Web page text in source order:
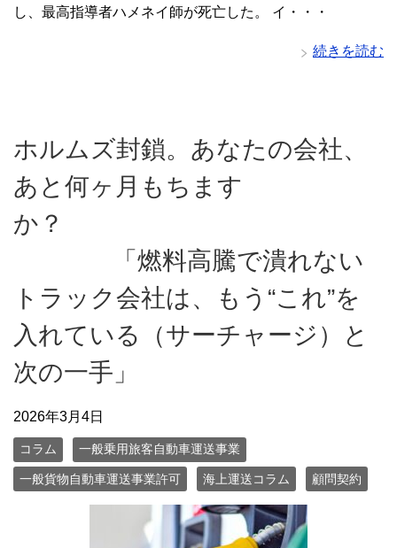
し、最高指導者ハメネイ師が死亡した。 イ・・・
続きを読む
ホルムズ封鎖。あなたの会社、
あと何ヶ月もちます
か？
「燃料高騰で潰れない
トラック会社は、もう“これ”を
入れている（サーチャージ）と
次の一手」
2026年3月4日
コラム 一般乗用旅客自動車運送事業
一般貨物自動車運送事業許可 海上運送コラム 顧問契約